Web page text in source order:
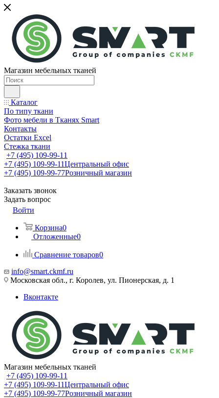
Магазин мебельных тканей
Каталог
По типу ткани
Фото мебели в Тканях Smart
Контакты
Остатки Excel
Стежка ткани
+7 (495) 109-99-11
+7 (495) 109-99-11Центральный офис
+7 (495) 109-99-77Розничный магазин
Заказать звонок
Задать вопрос
Войти
Корзина0
Отложенные0
Сравнение товаров0
info@smart.ckmf.ru
Московская обл., г. Королев, ул. Пионерская, д. 1
Вконтакте
Магазин мебельных тканей
+7 (495) 109-99-11
+7 (495) 109-99-11Центральный офис
+7 (495) 109-99-77Розничный магазин